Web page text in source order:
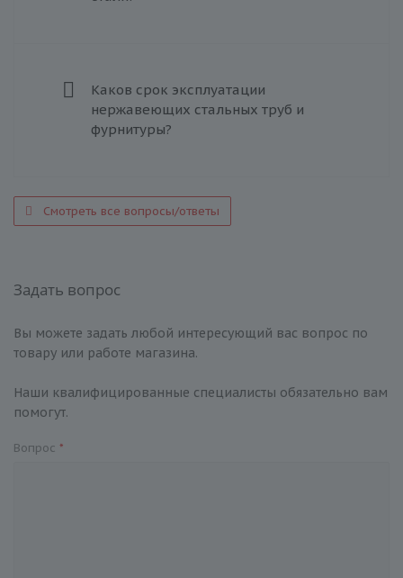
Каков срок эксплуатации
нержавеющих стальных труб и
фурнитуры?
Смотреть все вопросы/ответы
Задать вопрос
Вы можете задать любой интересующий вас вопрос по
товару или работе магазина.
Наши квалифицированные специалисты обязательно вам
помогут.
Вопрос *